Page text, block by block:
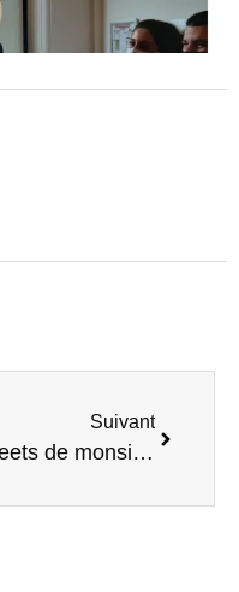
Suivant
Tweets de monsieur le premier ministre Jean Castex – octobre 2021